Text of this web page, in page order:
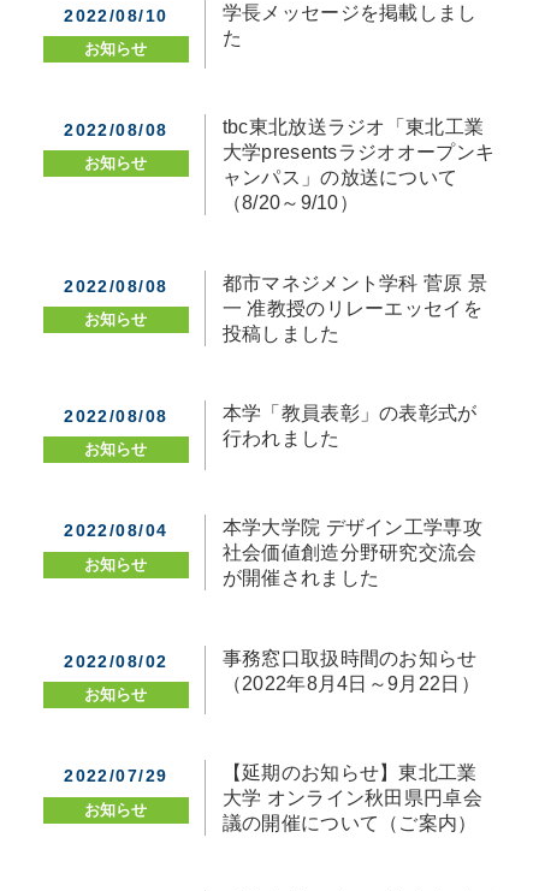
2022/08/10
お知らせ
学長メッセージを掲載しまし
た
2022/08/08
お知らせ
tbc東北放送ラジオ「東北工業
大学presentsラジオオープンキ
ャンパス」の放送について
（8/20～9/10）
2022/08/08
お知らせ
都市マネジメント学科 菅原 景
一 准教授のリレーエッセイを
投稿しました
2022/08/08
お知らせ
本学「教員表彰」の表彰式が
行われました
2022/08/04
お知らせ
本学大学院 デザイン工学専攻
社会価値創造分野研究交流会
が開催されました
2022/08/02
お知らせ
事務窓口取扱時間のお知らせ
（2022年8月4日～9月22日）
2022/07/29
お知らせ
【延期のお知らせ】東北工業
大学 オンライン秋田県円卓会
議の開催について（ご案内）